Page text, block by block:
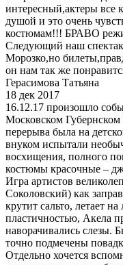
интересный,актеры все
душой и это очень
костюмам!!! БРАВО
Следующий наш
Морозко,но
он нам так же
Герасимова Татьяна
18 дек 2017
16.12.17 произошло
Московском Губернском
перерыва была на
внуком испытали
восхищения, полного
костюмы красочные –
Игра артистов
Соколовский) как
крутит сальто, летает
пластичностью, Акела
наворачивались слезы.
точно подмечены
Отдельно хочется